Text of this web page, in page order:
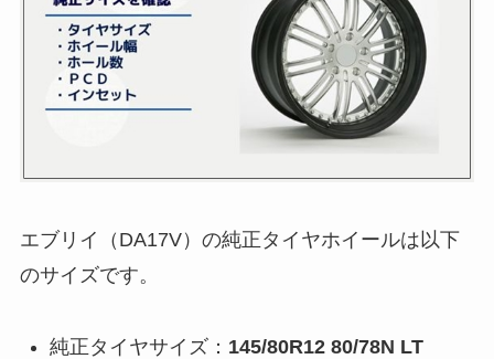
エブリイ（DA17V）の純正タイヤホイールは以下
のサイズです。
純正タイヤサイズ： 145/80R12 80/78N LT